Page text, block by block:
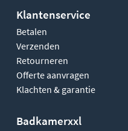
Klantenservice
Betalen
Verzenden
Retourneren
Offerte aanvragen
Klachten & garantie
Badkamerxxl